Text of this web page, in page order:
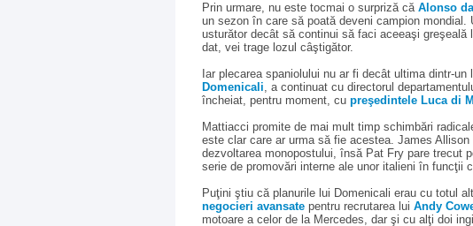
Prin urmare, nu este tocmai o surpriză că Alonso
un sezon în care să poată deveni campion
usturător decât să continui să faci aceeaşi
dat, vei trage lozul câştigător.
Iar plecarea spaniolului nu ar fi decât ultima dintr-
Domenicali, a continuat cu directorul
încheiat, pentru moment, cu preşedintele Luca di
Mattiacci promite de mai mult timp schimbări
este clar care ar urma să fie acestea. James
dezvoltarea monopostului, însă Pat Fry pare trecut
serie de promovări interne ale unor italieni în funcţii
Puţini ştiu că planurile lui Domenicali erau cu totul
negocieri avansate pentru recrutarea lui Andy
motoare a celor de la Mercedes, dar şi cu alţi doi